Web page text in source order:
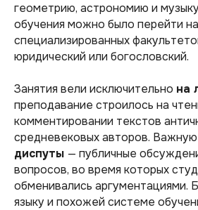
геометрию, астрономию и
обучения можно было перейти
специализированных
юридический или богословский.
Занятия вели исключительно на
преподавание строилось на
комментировании текстов
средневековых авторов. Важную
диспуты — публичные
вопросов, во время которых
обменивались аргументациями.
языку и похожей системе